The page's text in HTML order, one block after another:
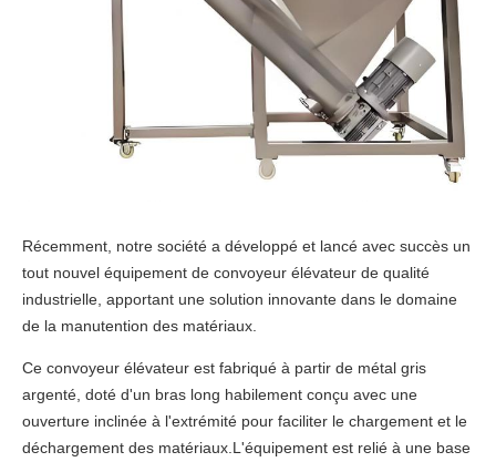
Récemment, notre société a développé et lancé avec succès un
tout nouvel équipement de convoyeur élévateur de qualité
industrielle, apportant une solution innovante dans le domaine
de la manutention des matériaux.
Ce convoyeur élévateur est fabriqué à partir de métal gris
argenté, doté d'un bras long habilement conçu avec une
ouverture inclinée à l'extrémité pour faciliter le chargement et le
déchargement des matériaux.L'équipement est relié à une base